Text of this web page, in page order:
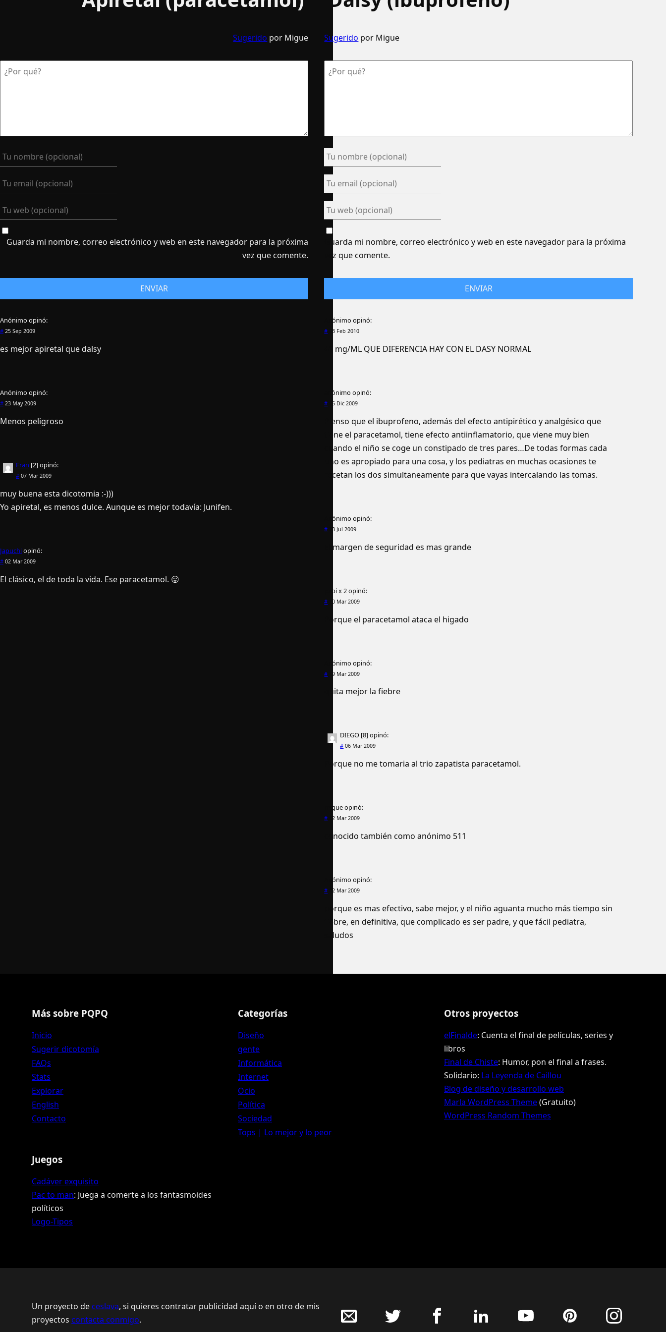
Sugerido por Migue
Guarda mi nombre, correo electrónico y web en este navegador para la próxima
vez que comente.
Anónimo opinó:
# 25 Sep 2009
es mejor apiretal que dalsy
Anónimo opinó:
# 23 May 2009
Menos peligroso
Fran [2]opinó:
# 07 Mar 2009
muy buena esta dicotomia :-)))
Yo apiretal, es menos dulce. Aunque es mejor todaví­a: Junifen.
Japuchiopinó:
# 02 Mar 2009
El clásico, el de toda la vida. Ese paracetamol. 😛
Sugerido por Migue
Guarda mi nombre, correo electrónico y web en este navegador para la próxima
vez que comente.
Anónimo opinó:
# 23 Feb 2010
40 mg/ML QUE DIFERENCIA HAY CON EL DASY NORMAL
anónimo opinó:
# 05 Dic 2009
Pienso que el ibuprofeno, además del efecto antipirético y analgésico que
tiene el paracetamol, tiene efecto antiinflamatorio, que viene muy bien
cuando el niño se coge un constipado de tres pares…De todas formas cada
uno es apropiado para una cosa, y los pediatras en muchas ocasiones te
recetan los dos simultaneamente para que vayas intercalando las tomas.
Anónimo opinó:
# 23 Jul 2009
El margen de seguridad es mas grande
papi x 2opinó:
# 20 Mar 2009
Porque el paracetamol ataca el higado
Anónimo opinó:
# 19 Mar 2009
quita mejor la fiebre
DIEGO [8]opinó:
# 06 Mar 2009
Porque no me tomaria al trio zapatista paracetamol.
migueopinó:
# 02 Mar 2009
conocido también como anónimo 511
Anónimo opinó:
# 02 Mar 2009
porque es mas efectivo, sabe mejor, y el niño aguanta mucho más tiempo sin
fiebre, en definitiva, que complicado es ser padre, y que fácil pediatra,
saludos
Más sobre PQPQ
Inicio
Sugerir dicotomía
FAQs
Stats
Explorar
English
Contacto
Categorías
Diseño
gente
Informática
Internet
Ocio
Política
Sociedad
Tops | Lo mejor y lo peor
Otros proyectos
elFinalde: Cuenta el final de películas, series y
libros
Final de Chiste: Humor, pon el final a frases.
Solidario: La Leyenda de Caillou
Blog de diseño y desarrollo web
Marla WordPress Theme(Gratuito)
WordPress Random Themes
Juegos
Cadáver exquisito
Pac to man: Juega a comerte a los fantasmoides
políticos
Logo-Tipos
Un proyecto de ceslava, si quieres contratar publicidad aquí o en otro de mis
proyectos contacta conmigo.